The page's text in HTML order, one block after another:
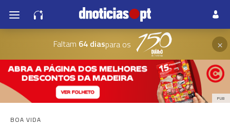
Faltam 64 diaspara os ×
PUB
BOA VIDA